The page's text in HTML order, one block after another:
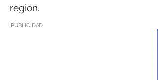
región.
PUBLICIDAD